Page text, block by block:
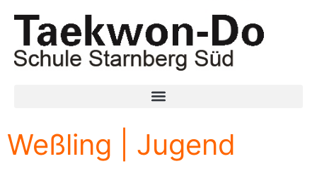
Weßling | Jugend